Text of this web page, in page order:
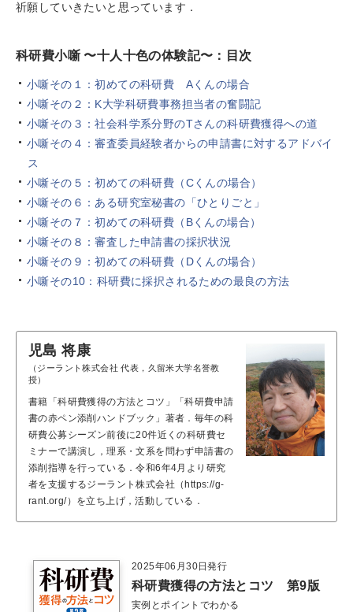
祈願していきたいと思っています．
科研費小噺 〜十人十色の体験記〜：目次
小噺その１：初めての科研費 Aくんの場合
小噺その２：K大学科研費事務担当者の奮闘記
小噺その３：社会科学系分野のTさんの科研費獲得への道
小噺その４：審査委員経験者からの申請書に対するアドバイ
ス
小噺その５：初めての科研費（Cくんの場合）
小噺その６：ある研究室秘書の「ひとりごと」
小噺その７：初めての科研費（Bくんの場合）
小噺その８：審査した申請書の採択状況
小噺その９：初めての科研費（Dくんの場合）
小噺その10：科研費に採択されるための最良の方法
児島 将康
（ジーラント株式会社 代表，久留米大学名誉教
授）
書籍「科研費獲得の方法とコツ」「科研費申請
書の赤ペン添削ハンドブック」著者．毎年の科
研費公募シーズン前後に20件近くの科研費セ
ミナーで講演し，理系・文系を問わず申請書の
添削指導を行っている．令和6年4月より研究
者を支援するジーラント株式会社（https://g-
rant.org/）を立ち上げ，活動している．
2025年06月30日発行
科研費獲得の方法とコツ 第9版
実例とポイントでわかる